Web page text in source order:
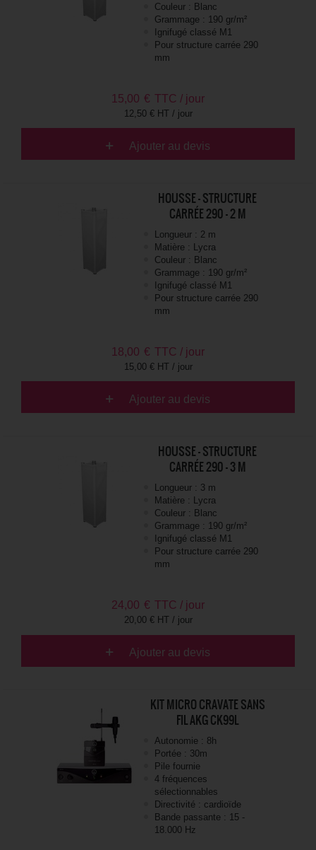
Couleur : Blanc
Grammage : 190 gr/m²
Ignifugé classé M1
Pour structure carrée 290
mm
15,00 € TTC / jour
12,50 € HT / jour
Ajouter au devis
HOUSSE - STRUCTURE
CARRÉE 290 - 2 M
Longueur : 2 m
Matière : Lycra
Couleur : Blanc
Grammage : 190 gr/m²
Ignifugé classé M1
Pour structure carrée 290
mm
18,00 € TTC / jour
15,00 € HT / jour
Ajouter au devis
HOUSSE - STRUCTURE
CARRÉE 290 - 3 M
Longueur : 3 m
Matière : Lycra
Couleur : Blanc
Grammage : 190 gr/m²
Ignifugé classé M1
Pour structure carrée 290
mm
24,00 € TTC / jour
20,00 € HT / jour
Ajouter au devis
KIT MICRO CRAVATE SANS
FIL AKG CK99L
Autonomie : 8h
Portée : 30m
Pile fournie
4 fréquences
sélectionnables
Directivité : cardioïde
Bande passante : 15 -
18.000 Hz